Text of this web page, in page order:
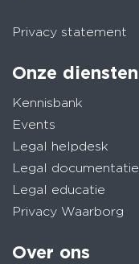
Privacy statement
Onze diensten
Kennisbank
Events
Legal helpdesk
Legal documentatie
Legal educatie
Privacy Waarborg
Over ons